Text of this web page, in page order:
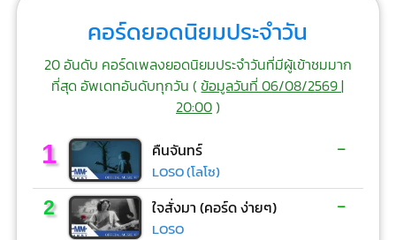
คอร์ดยอดนิยมประจำวัน
20 อันดับ คอร์ดเพลงยอดนิยมประจำวันที่มีผู้เข้าชมมาก
ที่สุด อัพเดทอันดับทุกวัน (ข้อมูลวันที่ 06/08/2569 |
20:00)
1 คืนจันทร์
LOSO (โลโซ)
-
2 ใจสั่งมา (คอร์ด ง่ายๆ)
LOSO
-